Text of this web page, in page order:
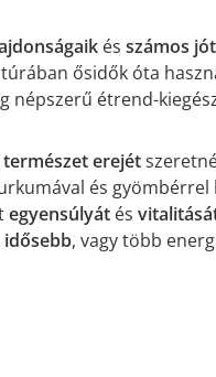
és számos
ősidők óta
népszerű étrend-
természet erejét
és gyömbérrel
egyensúlyát és
idősebb, vagy több